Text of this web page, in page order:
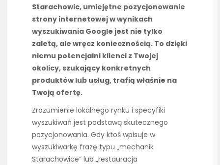
Starachowic, umiejętne pozycjonowanie
strony internetowej w wynikach
wyszukiwania Google jest nie tylko
zaletą, ale wręcz koniecznością. To dzięki
niemu potencjalni klienci z Twojej
okolicy, szukający konkretnych
produktów lub usług, trafią właśnie na
Twoją ofertę.
Zrozumienie lokalnego rynku i specyfiki
wyszukiwań jest podstawą skutecznego
pozycjonowania. Gdy ktoś wpisuje w
wyszukiwarkę frazę typu „mechanik
Starachowice” lub „restauracja